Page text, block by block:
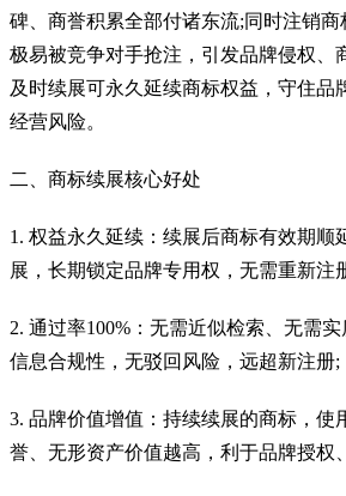
碑、商誉积累全部付诸东流;同时注销商
极易被竞争对手抢注，引发品牌侵权、
及时续展可永久延续商标权益，守住品
经营风险。
二、商标续展核心好处
1. 权益永久延续：续展后商标有效期顺
展，长期锁定品牌专用权，无需重新注
2. 通过率100%：无需近似检索、无需
信息合规性，无驳回风险，远超新注册;
3. 品牌价值增值：持续续展的商标，使
誉、无形资产价值越高，利于品牌授权